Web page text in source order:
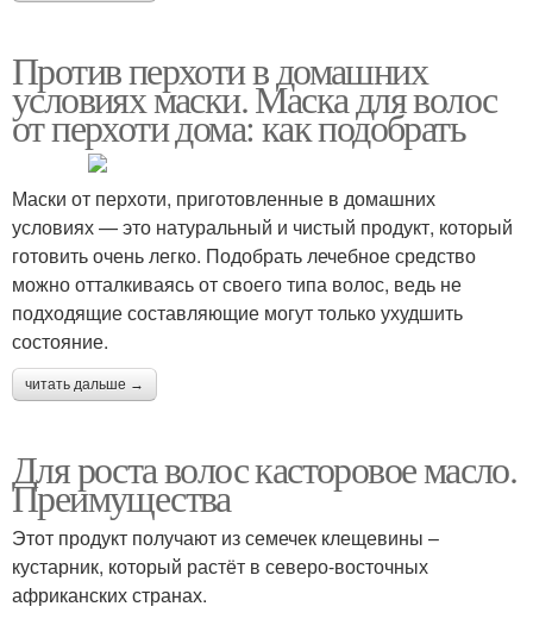
Против перхоти в домашних
условиях маски. Маска для волос
от перхоти дома: как подобрать
Маски от перхоти, приготовленные в домашних
условиях — это натуральный и чистый продукт, который
готовить очень легко. Подобрать лечебное средство
можно отталкиваясь от своего типа волос, ведь не
подходящие составляющие могут только ухудшить
состояние.
читать дальше →
Для роста волос касторовое масло.
Преимущества
Этот продукт получают из семечек клещевины –
кустарник, который растёт в северо-восточных
африканских странах.